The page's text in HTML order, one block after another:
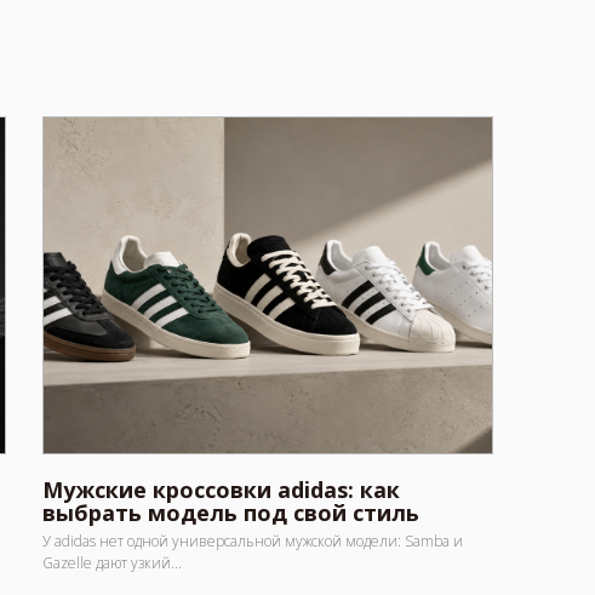
Мужские кроссовки adidas: как
выбрать модель под свой стиль
У adidas нет одной универсальной мужской модели: Samba и
Gazelle дают узкий...